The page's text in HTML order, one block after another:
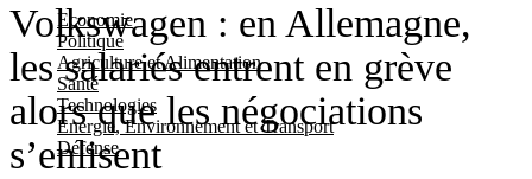
Economie
Politique
Agriculture et Alimentation
Santé
Technologies
Energie, Environnement et Transport
Défense
Volkswagen : en Allemagne,
les salariés entrent en grève
alors que les négociations
s’enlisent